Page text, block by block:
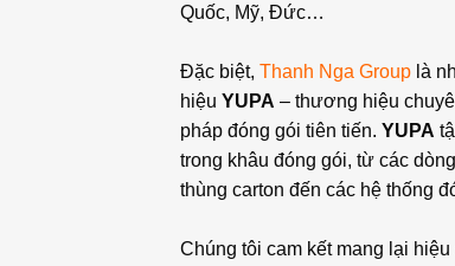
Quốc, Mỹ, Đức…
Đặc biệt, Thanh Nga Group là
hiệu YUPA – thương hiệu
pháp đóng gói tiên tiến. YUPA
trong khâu đóng gói, từ các
thùng carton đến các hệ thống
Chúng tôi cam kết mang lại